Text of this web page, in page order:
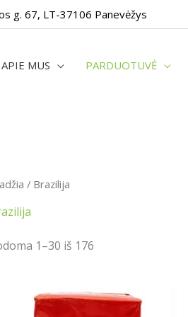
g. 67, LT-37106 Panevėžys
APIE MUS PARDUOTUVĖ
/ Brazilija
1–30 iš 176
Price
range:
This